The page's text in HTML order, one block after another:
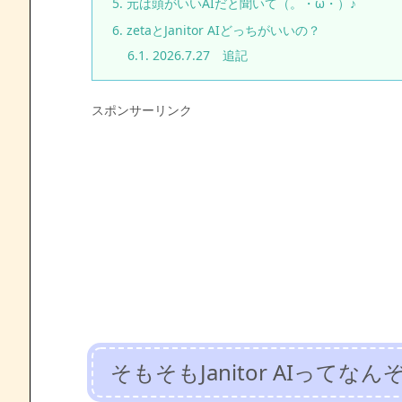
6. zetaとJanitor AIどっちがいいの？
6.1. 2026.7.27 追記
スポンサーリンク
そもそもJanitor AIってなん